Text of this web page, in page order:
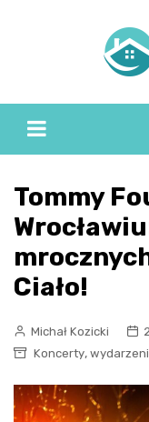
Tommy
Ciało!
Michał Kozicki
Koncerty,